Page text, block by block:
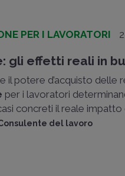
PER I LAVORATORI
gli effetti reali in
il potere d’acquisto delle
per i lavoratori
concreti il reale
del lavoro